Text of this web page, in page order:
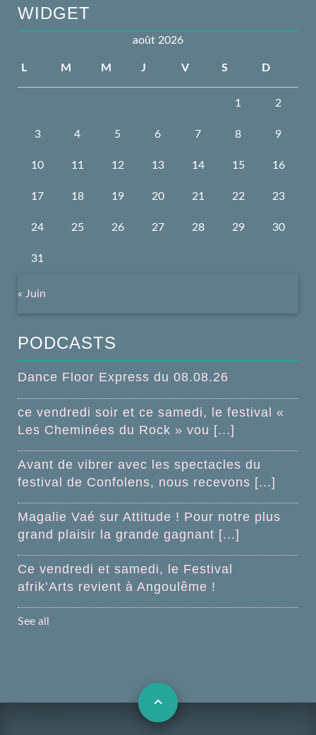
WIDGET
août 2026
L M M J V S D
1 2
3 4 5 6 7 8 9
10 11 12 13 14 15 16
17 18 19 20 21 22 23
24 25 26 27 28 29 30
31
« Juin
PODCASTS
Dance Floor Express du 08.08.26
ce vendredi soir et ce samedi, le festival «
Les Cheminées du Rock » vou [...]
Avant de vibrer avec les spectacles du
festival de Confolens, nous recevons [...]
Magalie Vaé sur Attitude ! Pour notre plus
grand plaisir la grande gagnant [...]
Ce vendredi et samedi, le Festival
afrik’Arts revient à Angoulême !
See all